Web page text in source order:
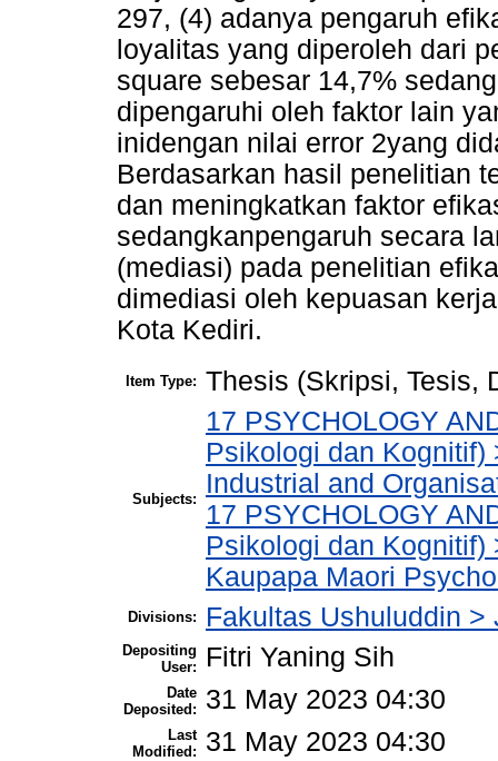
297, (4) adanya pengaruh
loyalitas yang diperoleh dari
square sebesar 14,7%
dipengaruhi oleh faktor lain
inidengan nilai error 2yang
Berdasarkan hasil penelitian
dan meningkatkan faktor
sedangkanpengaruh secara
(mediasi) pada penelitian
dimediasi oleh kepuasan
Kota Kediri.
Item Type: Thesis (Skripsi, Tesis,
Subjects:
17 PSYCHOLOGY
Psikologi dan
Industrial and
17 PSYCHOLOGY
Psikologi dan
Kaupapa Maori
Divisions: Fakultas Ushuluddin
Depositing
User:
Fitri Yaning Sih
Date
Deposited:
31 May 2023 04:30
Last
Modified:
31 May 2023 04:30